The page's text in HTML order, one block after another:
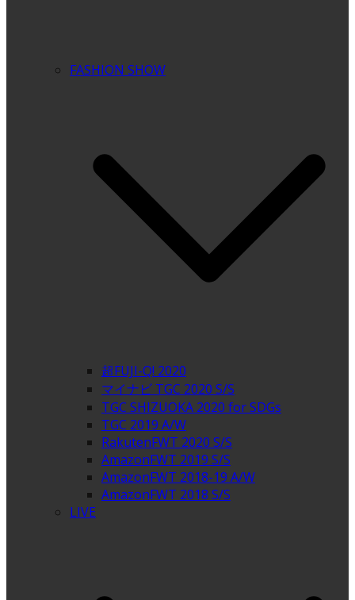
FASHION SHOW
超FUJI-Q! 2020
マイナビ TGC 2020 S/S
TGC SHIZUOKA 2020 for SDGs
TGC 2019 A/W
RakutenFWT 2020 S/S
AmazonFWT 2019 S/S
AmazonFWT 2018-19 A/W
AmazonFWT 2018 S/S
LIVE